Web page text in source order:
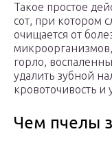
Такое простое
сот, при котором
очищается от
горло,
удалить зубной
кровоточивость и
Чем пчелы